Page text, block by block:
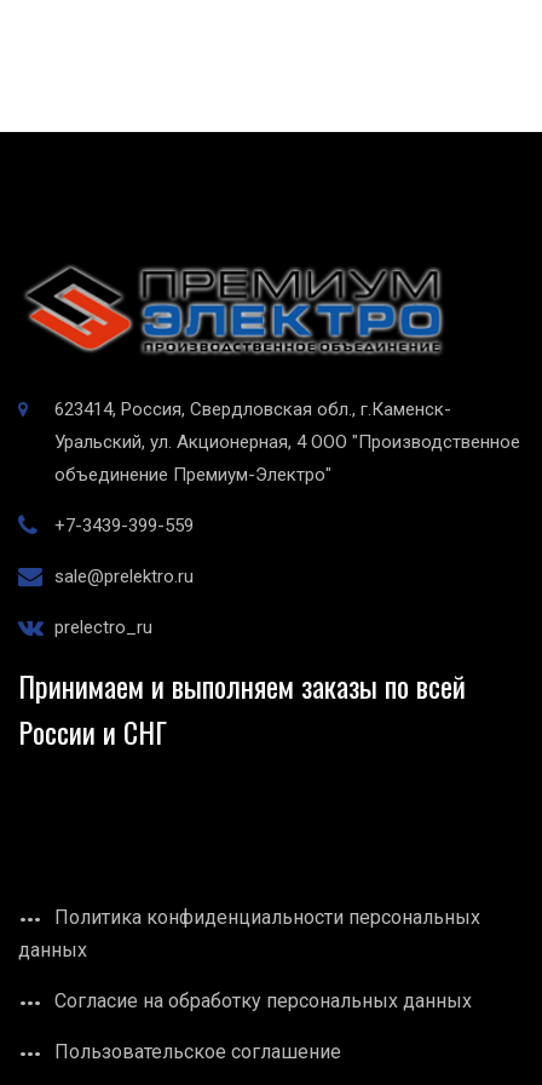
623414, Россия, Свердловская обл., г.Каменск-
Уральский, ул. Акционерная, 4 ООО "Производственное
объединение Премиум-Электро"
+7-3439-399-559
sale@prelektro.ru
prelectro_ru
Принимаем и выполняем заказы по всей
России и СНГ
Политика конфиденциальности персональных
данных
Согласие на обработку персональных данных
Пользовательское соглашение